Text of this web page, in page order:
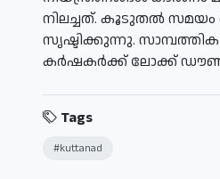
നിലച്ചത്. കൂടുതല്‍ സമയം
സൃഷ്ടിക്കുന്നു. സാമ്പത്തിക
കര്‍ഷകര്‍ക്ക് ലോക്ക് ഡൗണ്‍
Tags
#kuttanad